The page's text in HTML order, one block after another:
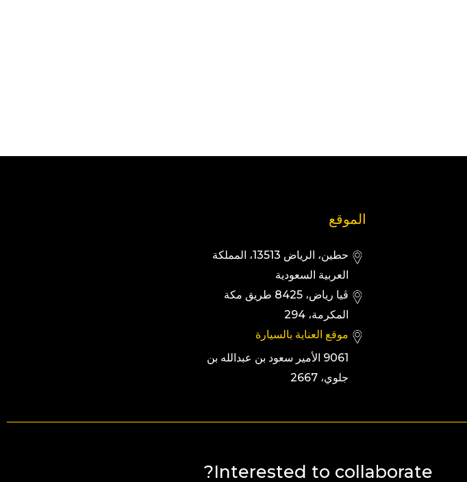
الموقع
حطين، الرياض 13513، المملكة
العربية السعودية
ڤيا رياض، 8425 طريق مكة
المكرمة، 294
موقع العناية بالسيارة
9061 الأمير سعود بن عبدالله بن
جلوي، 2667
Interested to collaborate?